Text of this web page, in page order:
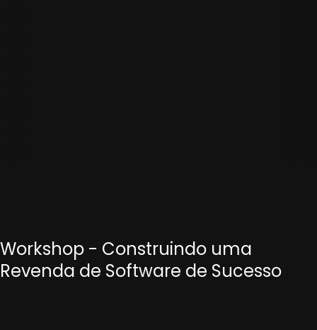
Workshop - Construindo uma
Revenda de Software de Sucesso